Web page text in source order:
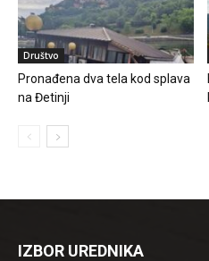
Društvo
Pronađena dva tela kod splava
na Đetinji
IZBOR UREDNIKA